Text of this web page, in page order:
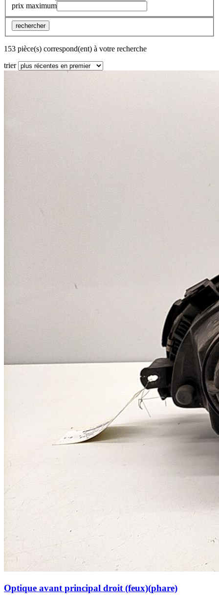
prix maximum
rechercher
153 pièce(s) correspond(ent) à votre recherche
trier
Optique avant principal droit (feux)(phare)